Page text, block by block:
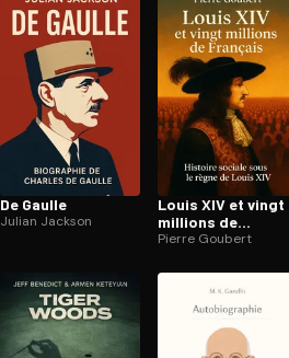
De Gaulle
Julian Jackson
Louis XIV et vingt
millions de
Français
Pierre Goubert